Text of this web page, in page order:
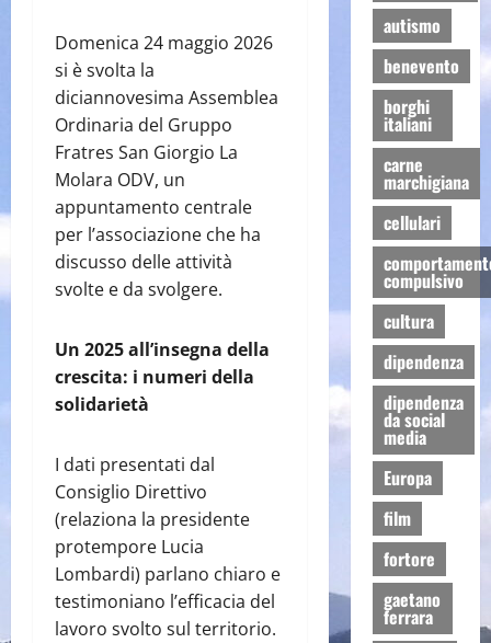
Domenica 24 maggio 2026
si è svolta la
diciannovesima Assemblea
Ordinaria del Gruppo
Fratres San Giorgio La
Molara ODV, un
appuntamento centrale
per l’associazione che ha
discusso delle attività
svolte e da svolgere.
Un 2025 all’insegna della
crescita: i numeri della
solidarietà
I dati presentati dal
Consiglio Direttivo
(relaziona la presidente
protempore Lucia
Lombardi) parlano chiaro e
testimoniano l’efficacia del
lavoro svolto sul territorio.
autismo
benevento
borghi
italiani
carne
marchigiana
cellulari
compulsivo
cultura
dipendenza
dipendenza
da social
media
Europa
film
fortore
gaetano
ferrara